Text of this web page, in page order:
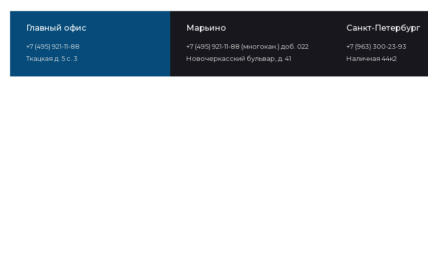
Главный офис
+7 (495) 921-11-88
Ткацкая д. 5 с. 3
Марьино
+7 (495) 921-11-88 (многокан.) доб. 022
Новочеркасский бульвар, д. 41
Санкт-Петербург
+7 (963) 300-23-93
Наличная 44к2